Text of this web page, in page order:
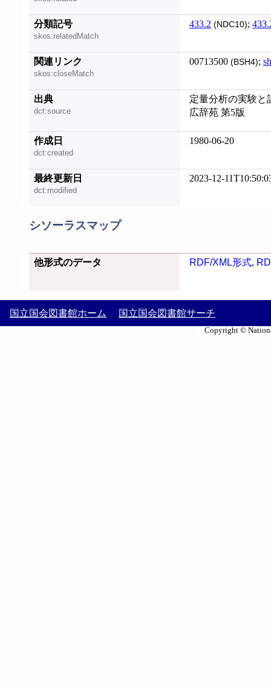
分類記号
skos:relatedMatch
433.2 (NDC10);
関連リンク
skos:closeMatch
00713500 (BSH4);
出典
dct:source
定量分析の実験と
広辞苑 第5版
作成日
dct:created
1980-06-20
最終更新日
dct:modified
2023-12-
シソーラスマップ
他形式のデータ RDF/XML形式,
国立国会図書館ホーム 国立国会図書館サーチ
Copyright ©